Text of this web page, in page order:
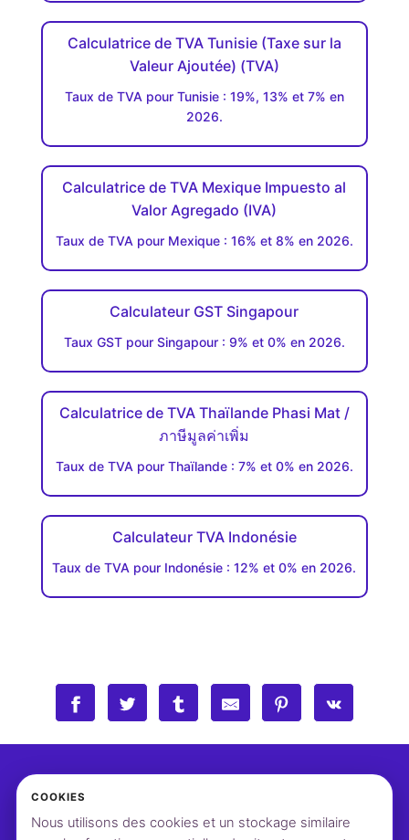
Calculatrice de TVA Tunisie (Taxe sur la
Valeur Ajoutée) (TVA)
Taux de TVA pour Tunisie : 19%, 13% et 7% en
2026.
Calculatrice de TVA Mexique Impuesto al
Valor Agregado (IVA)
Taux de TVA pour Mexique : 16% et 8% en 2026.
Calculateur GST Singapour
Taux GST pour Singapour : 9% et 0% en 2026.
Calculatrice de TVA Thaïlande Phasi Mat /
ภาษีมูลค่าเพิ่ม
Taux de TVA pour Thaïlande : 7% et 0% en 2026.
Calculateur TVA Indonésie
Taux de TVA pour Indonésie : 12% et 0% en 2026.
©2026 vatcalcul.com Contact
Paramètres cookies
COOKIES
Nous utilisons des cookies et un stockage similaire